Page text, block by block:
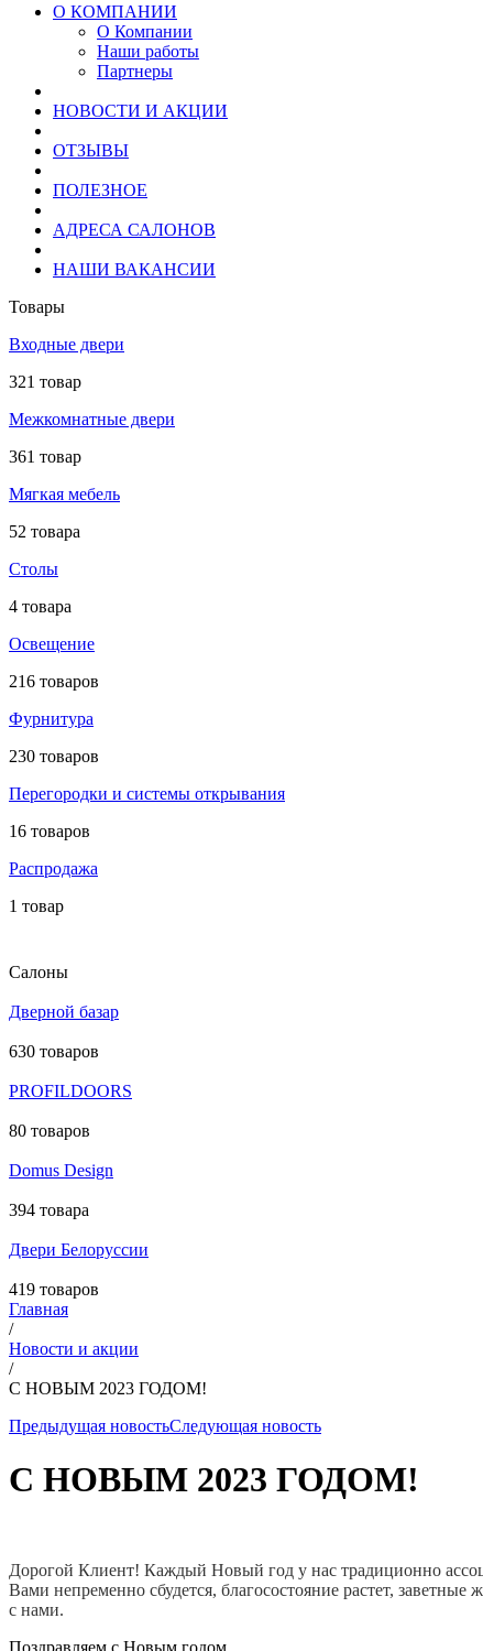
О КОМПАНИИ
О Компании
Наши работы
Партнеры
НОВОСТИ И АКЦИИ
ОТЗЫВЫ
ПОЛЕЗНОЕ
АДРЕСА САЛОНОВ
НАШИ ВАКАНСИИ
Товары
Входные двери
321 товар
Межкомнатные двери
361 товар
Мягкая мебель
52 товара
Столы
4 товара
Освещение
216 товаров
Фурнитура
230 товаров
Перегородки и системы открывания
16 товаров
Распродажа
1 товар
Салоны
Дверной базар
630 товаров
PROFILDOORS
80 товаров
Domus Design
394 товара
Двери Белоруссии
419 товаров
Главная
/
Новости и акции
/
С НОВЫМ 2023 ГОДОМ!
Предыдущая новостьСледующая новость
С НОВЫМ 2023 ГОДОМ!
Дорогой Клиент! Каждый Новый год у нас традиционно
Вами непременно сбудется, благосостояние растет,
с нами.